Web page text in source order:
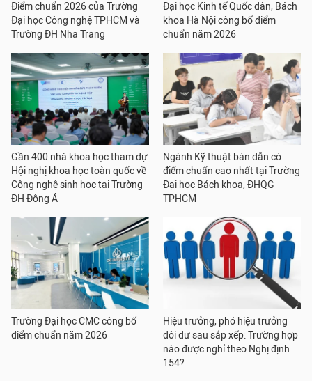
Điểm chuẩn 2026 của Trường
Đại học Công nghệ TPHCM và
Trường ĐH Nha Trang
Đại học Kinh tế Quốc dân, Bách
khoa Hà Nội công bố điểm
chuẩn năm 2026
Gần 400 nhà khoa học tham dự
Hội nghị khoa học toàn quốc về
Công nghệ sinh học tại Trường
ĐH Đông Á
Ngành Kỹ thuật bán dẫn có
điểm chuẩn cao nhất tại Trường
Đại học Bách khoa, ĐHQG
TPHCM
Trường Đại học CMC công bố
điểm chuẩn năm 2026
Hiệu trưởng, phó hiệu trưởng
dôi dư sau sắp xếp: Trường hợp
nào được nghỉ theo Nghị định
154?